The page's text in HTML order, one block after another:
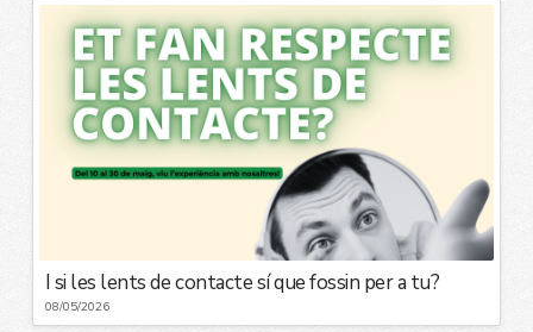
I si les lents de contacte sí que fossin per a tu?
08/05/2026